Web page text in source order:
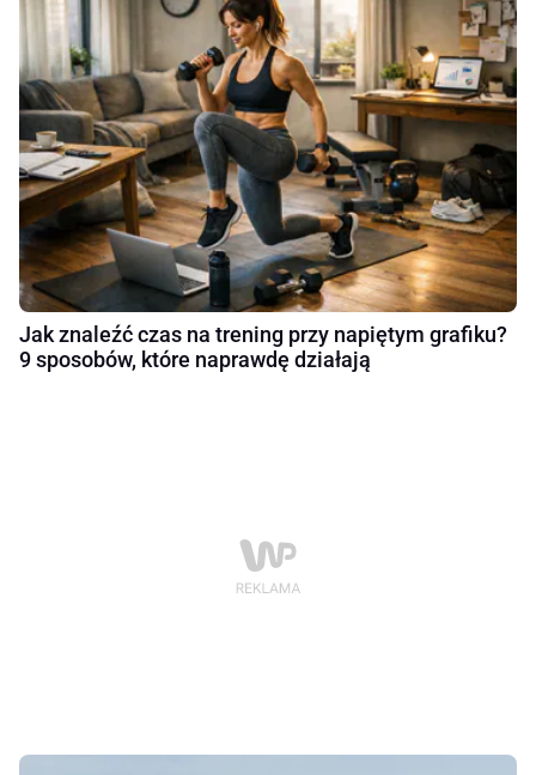
Jak znaleźć czas na trening przy napiętym grafiku?
9 sposobów, które naprawdę działają